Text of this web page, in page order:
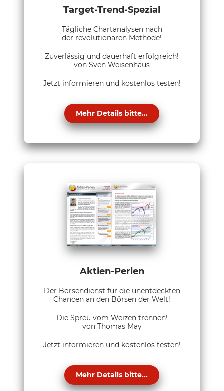
Target-Trend-Spezial
Tägliche Chartanalysen nach
der revolutionären Methode!
Zuverlässig und dauerhaft erfolgreich!
von Sven Weisenhaus
Jetzt informieren und kostenlos testen!
Mehr Details bitte...
Aktien-Perlen
Der Börsendienst für die unentdeckten
Chancen an den Börsen der Welt!
Die Spreu vom Weizen trennen!
von Thomas May
Jetzt informieren und kostenlos testen!
Mehr Details bitte...